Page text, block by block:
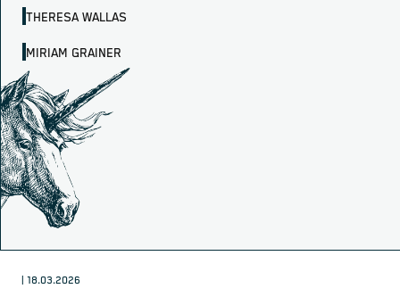
THERESA WALLAS
MIRIAM GRAINER
| 18.03.2026